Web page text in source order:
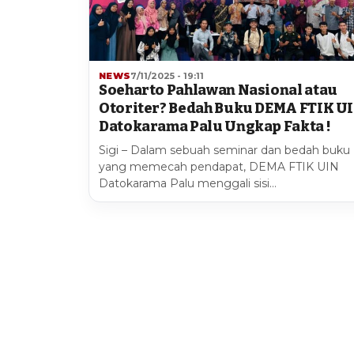
NEWS7/11/2025 - 19:11
Soeharto Pahlawan Nasional atau
Otoriter? Bedah Buku DEMA FTIK
Datokarama Palu Ungkap Fakta !
Sigi – Dalam sebuah seminar dan bedah buku
yang memecah pendapat, DEMA FTIK UIN
Datokarama Palu menggali sisi…